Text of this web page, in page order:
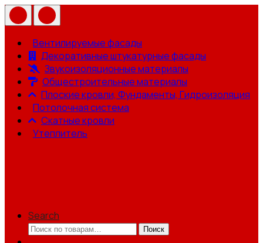
Вентилируемые фасады
Декоративные штукатурные фасады
Звукоизоляционные материалы
Общестроительные материалы
Плоские кровли, Фундаменты, Гидроизоляция
Потолочная система
Скатные кровли
Утеплитель
Search
Искать:
Поиск